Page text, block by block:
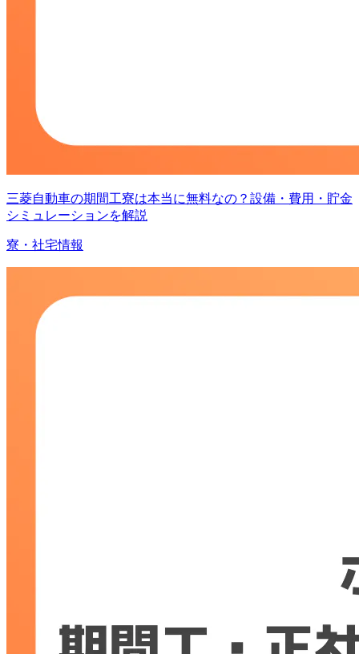
三菱自動車の期間工寮は本当に無料なの？設備・費用・貯金
シミュレーションを解説
寮・社宅情報